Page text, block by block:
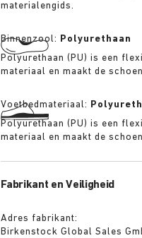
materialengids.
Binnenzool: Polyurethaan
Polyurethaan (PU) is een
materiaal en maakt de
Voetbedmateriaal:
Polyurethaan (PU) is een
materiaal en maakt de
Fabrikant en Veiligheid
Adres fabrikant:
Birkenstock Global Sales